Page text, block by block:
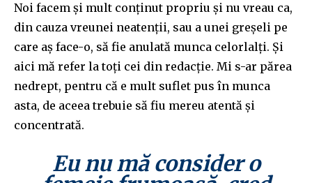
Noi facem și mult conținut propriu și nu vreau ca,
din cauza vreunei neatenții, sau a unei greșeli pe
care aș face-o, să fie anulată munca celorlalți. Și
aici mă refer la toți cei din redacție. Mi s-ar părea
nedrept, pentru că e mult suflet pus în munca
asta, de aceea trebuie să fiu mereu atentă și
concentrată.
Eu nu mă consider o